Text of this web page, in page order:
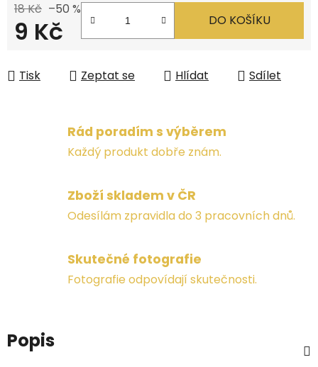
18 Kč –50 %
9 Kč DO KOŠÍKU
Tisk Zeptat se Hlídat Sdílet
Rád poradím s výběrem
Každý produkt dobře znám.
Zboží skladem v ČR
Odesílám zpravidla do 3 pracovních dnů.
Skutečné fotografie
Fotografie odpovídají skutečnosti.
Popis